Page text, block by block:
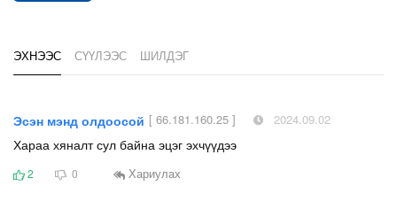
ЭХНЭЭС СҮҮЛЭЭС ШИЛДЭГ
Эсэн мэнд олдоосой [ 66.181.160.25 ] 2024.09.02
Хараа хяналт сул байна эцэг эхчүүдээ
2 0 Хариулах